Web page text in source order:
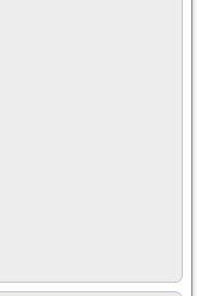
инструментов
элементной
module для
скорости подвижного
Nl SCXI для
сварных
зрения в
системы для
комплекс аппаратуры для
процессов ДВС в
систем передачи данных